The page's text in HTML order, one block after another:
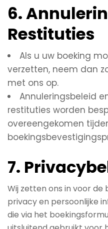
6.
Restituties
Als u uw boeking
verzetten, neem dan
met ons op.
Annuleringsbeleid
restituties worden
overeengekomen
7.
Wij zetten ons in voor de
privacy en persoonlijke
die via het